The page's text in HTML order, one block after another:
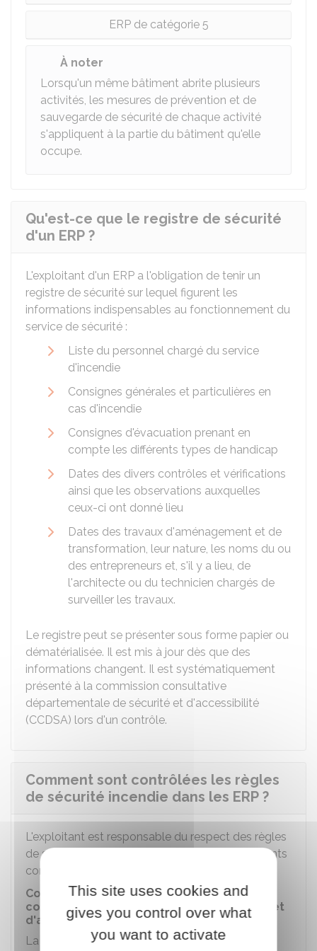
ERP de catégorie 5
À noter
Lorsqu'un même bâtiment abrite plusieurs
activités, les mesures de prévention et de
sauvegarde de sécurité de chaque activité
s'appliquent à la partie du bâtiment qu'elle
occupe.
Qu'est-ce que le registre de sécurité
d'un ERP ?
L'exploitant d'un ERP a l'obligation de tenir un
registre de sécurité sur lequel figurent les
informations indispensables au fonctionnement du
service de sécurité :
Liste du personnel chargé du service
d'incendie
Consignes générales et particulières en
cas d'incendie
Consignes d'évacuation prenant en
compte les différents types de handicap
Dates des divers contrôles et vérifications
ainsi que les observations auxquelles
ceux-ci ont donné lieu
Dates des travaux d'aménagement et de
transformation, leur nature, les noms du ou
des entrepreneurs et, s'il y a lieu, de
l'architecte ou du technicien chargés de
surveiller les travaux.
Le registre peut se présenter sous forme papier ou
dématérialisée. Il est mis à jour dès que des
informations changent. Il est systématiquement
présenté à la commission consultative
départementale de sécurité et d'accessibilité
(CCDSA) lors d'un contrôle.
Comment sont contrôlées les règles
de sécurité incendie dans les ERP ?
L'exploitant est responsable du respect des règles
de sécurité dans son ERP. Il est soumis à différents
contrôles.
Contrôle réalisé par la commission
consultative départementale de sécurité et
d'accessibilité (CCDSA)
La CCDSA effectue des visites de contrôle à la
This site uses cookies and
gives you control over what
you want to activate